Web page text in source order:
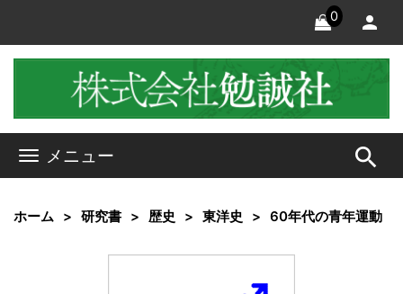
0
メニュー search
ホーム 研究書 歴史 東洋史 60年代の青年運動